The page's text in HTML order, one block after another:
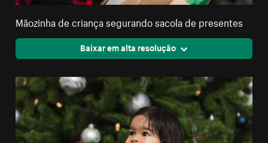
Mãozinha de criança segurando sacola de presentes
Baixar em alta resolução